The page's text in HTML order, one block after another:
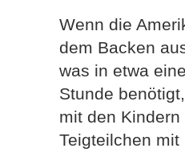
Wenn die
dem Backen
was in etwa
Stunde
mit den Kindern
Teigteilchen